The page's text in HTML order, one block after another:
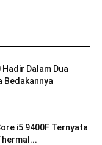
Dalam Dua
Bedakannya
i5 9400F Ternyata